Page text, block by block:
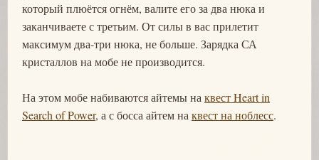
который плюётся огнём, валите его за два нюка и
заканчиваете с третьим. От силы в вас прилетит
максимум два-три нюка, не больше. Зарядка СА
кристаллов на мобе не производится.
На этом мобе набиваются айтемы на квест Heart in
Search of Power, а с босса айтем на квест на ноблесс.